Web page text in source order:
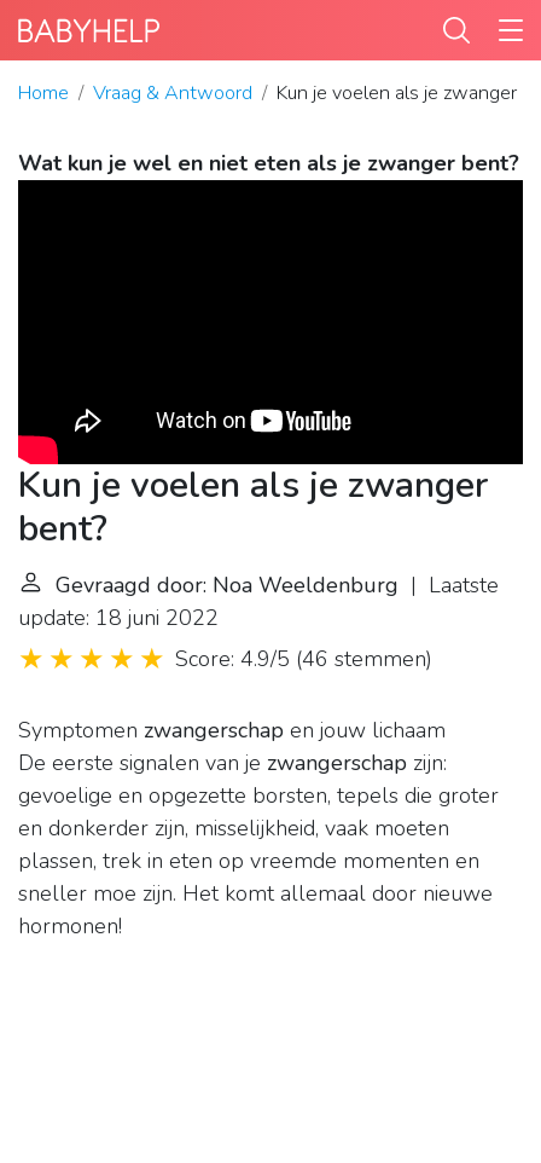
Home Vraag & Antwoord Kun je voelen als je zwanger
Wat kun je wel en niet eten als je zwanger bent?
Kun je voelen als je zwanger
bent?
Gevraagd door: Noa Weeldenburg | Laatste
update: 18 juni 2022
Score: 4.9/5 (46 stemmen)
Symptomen zwangerschap en jouw lichaam
De eerste signalen van je zwangerschap zijn:
gevoelige en opgezette borsten, tepels die groter
en donkerder zijn, misselijkheid, vaak moeten
plassen, trek in eten op vreemde momenten en
sneller moe zijn. Het komt allemaal door nieuwe
hormonen!